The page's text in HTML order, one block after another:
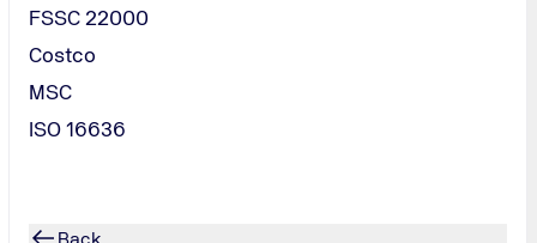
FSSC 22000
Costco
MSC
ISO 16636
Back
è previsto annualmente un audit di sorveglianza per il